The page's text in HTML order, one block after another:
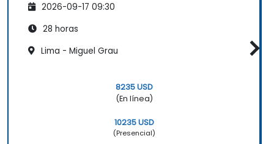
2026-09-17 09:30
28 horas
Lima - Miguel Grau
8235 USD
(En línea)
10235 USD
(Presencial)